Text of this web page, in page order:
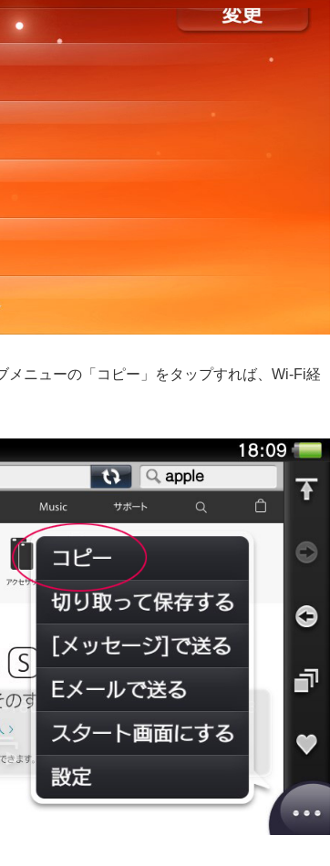
メニューの「コピー」をタップすれば、Wi-Fi経